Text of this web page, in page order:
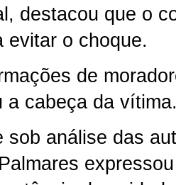
destacou que o
evitar o choque.
de
a cabeça da
sob análise das